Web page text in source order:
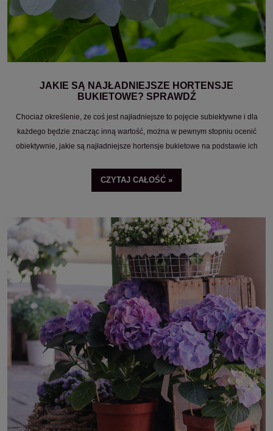
JAKIE SĄ NAJŁADNIEJSZE HORTENSJE
BUKIETOWE? SPRAWDŹ
Chociaż określenie, że coś jest najładniejsze to pojęcie subiektywne i dla
każdego będzie znacząc inną wartość, można w pewnym stopniu ocenić
obiektywnie, jakie są najładniejsze hortensje bukietowe na podstawie ich
CZYTAJ CAŁOŚĆ »